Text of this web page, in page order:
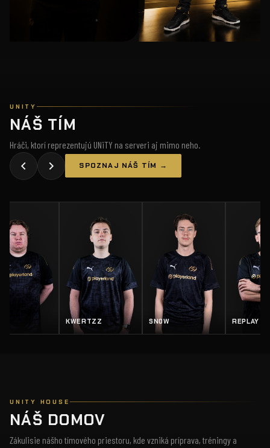
UNITY
NÁŠ TÍM
Hráči, ktorí reprezentujú UNiTY na serveri aj mimo neho.
SPOZNAJ NÁŠ TÍM →
SN0W REPLAY SALTY
UNITY HOUSE
NÁŠ DOMOV
Zákulisie nášho tímového priestoru, kde vzniká príprava, tréningy a